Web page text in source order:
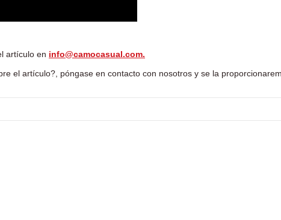
artículo en info@camocasual.com.
el artículo?, póngase en contacto con nosotros y se la